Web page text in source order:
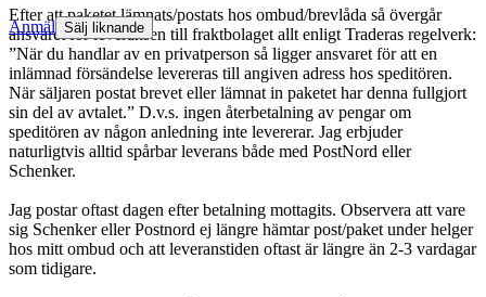
Efter att paketet lämnats/postats hos ombud/brevlåda så övergår
ansvaret för leveransen till fraktbolaget allt enligt Traderas regelverk:
”När du handlar av en privatperson så ligger ansvaret för att en
inlämnad försändelse levereras till angiven adress hos speditören.
När säljaren postat brevet eller lämnat in paketet har denna fullgjort
sin del av avtalet.” D.v.s. ingen återbetalning av pengar om
speditören av någon anledning inte levererar. Jag erbjuder
naturligtvis alltid spårbar leverans både med PostNord eller
Schenker.
Jag postar oftast dagen efter betalning mottagits. Observera att vare
sig Schenker eller Postnord ej längre hämtar post/paket under helger
hos mitt ombud och att leveranstiden oftast är längre än 2-3 vardagar
som tidigare.
Anmäl Sälj liknande